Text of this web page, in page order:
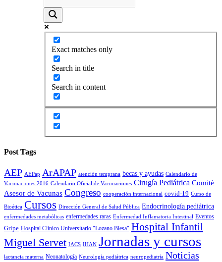
Exact matches only
Search in title
Search in content
Post Tags
AEP AEPap ArAPAP atención temprana becas y ayudas Calendario de
Vacunaciones 2016 Calendario Oficial de Vacunaciones Cirugía Pediátrica Comité
Asesor de Vacunas Congreso cooperación internacional covid-19 Curso de
Bioética Cursos Dirección General de Salud Pública Endocrinología pediátrica
enfermedades metabólicas enfermedades raras Enfermedad Inflamatoria Intestinal Eventos
Gripe Hospital Clínico Universitario "Lozano Blesa" Hospital Infantil
Miguel Servet IACS IHAN Jornadas y cursos
lactancia materna Neonatología Neurología pediátrica neuropediatría Noticias